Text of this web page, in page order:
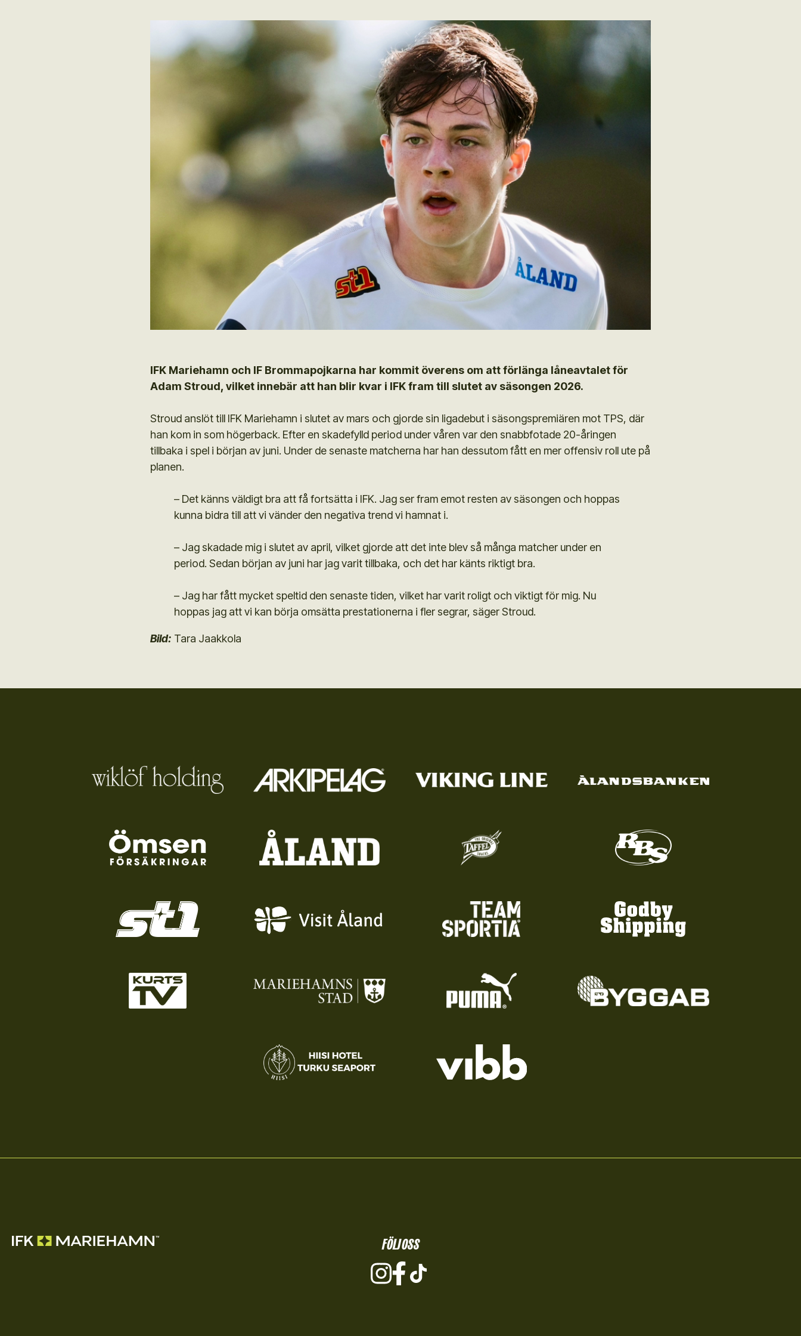
IFK Mariehamn och IF Brommapojkarna har kommit överens om att förlänga låneavtalet för
Adam Stroud, vilket innebär att han blir kvar i IFK fram till slutet av säsongen 2026.
Stroud anslöt till IFK Mariehamn i slutet av mars och gjorde sin ligadebut i säsongspremiären mot TPS, där
han kom in som högerback. Efter en skadefylld period under våren var den snabbfotade 20-åringen
tillbaka i spel i början av juni. Under de senaste matcherna har han dessutom fått en mer offensiv roll ute på
planen.
– Det känns väldigt bra att få fortsätta i IFK. Jag ser fram emot resten av säsongen och hoppas
kunna bidra till att vi vänder den negativa trend vi hamnat i.
– Jag skadade mig i slutet av april, vilket gjorde att det inte blev så många matcher under en
period. Sedan början av juni har jag varit tillbaka, och det har känts riktigt bra.
– Jag har fått mycket speltid den senaste tiden, vilket har varit roligt och viktigt för mig. Nu
hoppas jag att vi kan börja omsätta prestationerna i fler segrar, säger Stroud.
Bild: Tara Jaakkola
FÖLJ OSS